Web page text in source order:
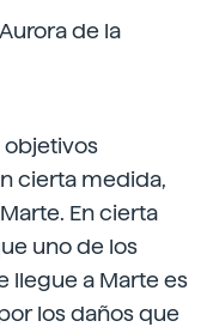
de la
objetivos
cierta medida,
En cierta
uno de los
llegue a Marte es
los daños que